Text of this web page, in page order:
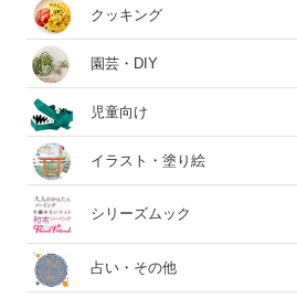
クッキング
園芸・DIY
児童向け
イラスト・塗り絵
シリーズムック
占い・その他